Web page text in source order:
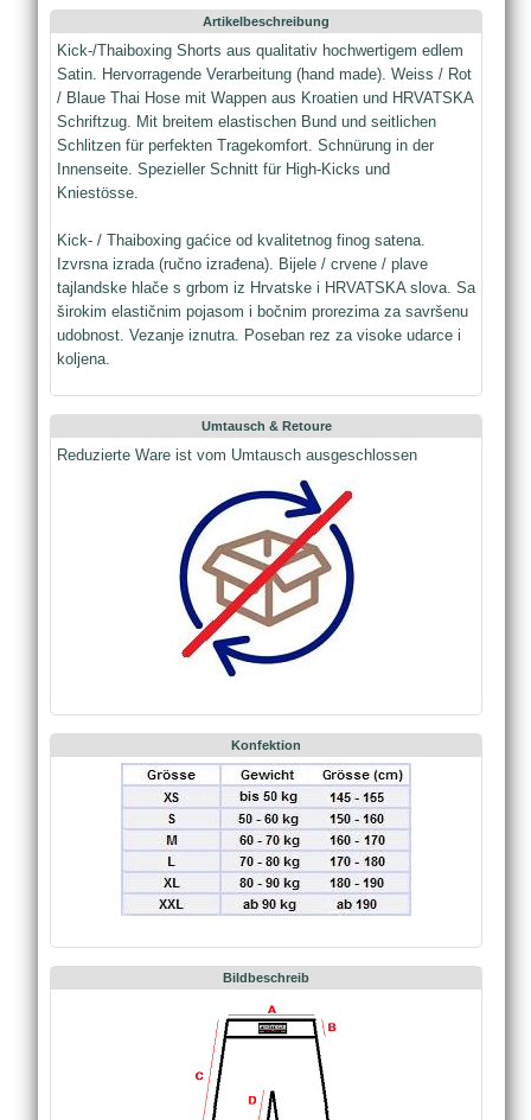
Artikelbeschreibung
Kick-/Thaiboxing Shorts aus qualitativ hochwertigem edlem
Satin. Hervorragende Verarbeitung (hand made). Weiss / Rot
/ Blaue Thai Hose mit Wappen aus Kroatien und HRVATSKA
Schriftzug. Mit breitem elastischen Bund und seitlichen
Schlitzen für perfekten Tragekomfort. Schnürung in der
Innenseite. Spezieller Schnitt für High-Kicks und
Kniestösse.
Kick- / Thaiboxing gaćice od kvalitetnog finog satena.
Izvrsna izrada (ručno izrađena). Bijele / crvene / plave
tajlandske hlače s grbom iz Hrvatske i HRVATSKA slova. Sa
širokim elastičnim pojasom i bočnim prorezima za savršenu
udobnost. Vezanje iznutra. Poseban rez za visoke udarce i
koljena.
Umtausch & Retoure
Reduzierte Ware ist vom Umtausch ausgeschlossen
Konfektion
Bildbeschreib